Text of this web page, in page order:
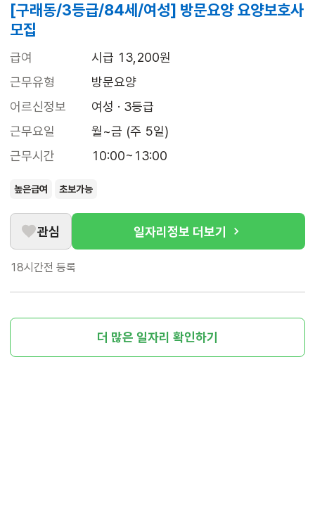
[구래동/3등급/84세/여성] 방문요양 요양보호사
모집
급여
시급 13,200원
근무유형
방문요양
어르신정보
여성 · 3등급
근무요일
월~금 (주 5일)
근무시간
10:00~13:00
높은급여 초보가능
관심 일자리정보 더보기
18시간전 등록
더 많은 일자리 확인하기